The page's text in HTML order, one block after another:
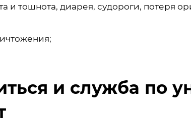
и тошнота, диарея, судороги, потеря
и служба по